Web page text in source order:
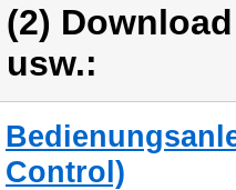
(2)
usw.:
Control)